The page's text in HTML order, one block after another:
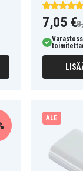
7,05 €
ALE